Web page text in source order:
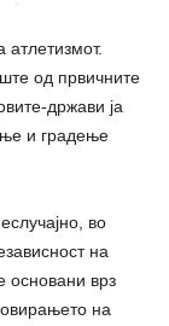
од првичните
држави ја
и градење
во
на
основани врз
на